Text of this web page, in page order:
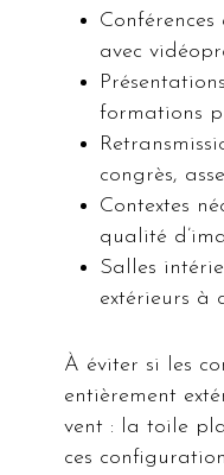
avec
formations
congrès,
Contextes
qualité
Salles
extérieurs à
À éviter si les
entièrement
vent : la toile
ces